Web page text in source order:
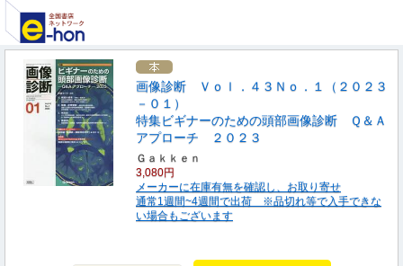
画像診断 Ｖｏｌ．４３Ｎｏ．１（２０２３
－０１）
特集ビギナーのための頭部画像診断 Ｑ＆Ａ
アプローチ ２０２３
Ｇａｋｋｅｎ
3,080円
メーカーに在庫有無を確認し、お取り寄せ
通常1週間~4週間で出荷 ※品切れ等で入手できな
い場合もございます